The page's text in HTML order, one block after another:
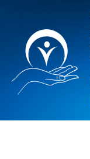
содержимому